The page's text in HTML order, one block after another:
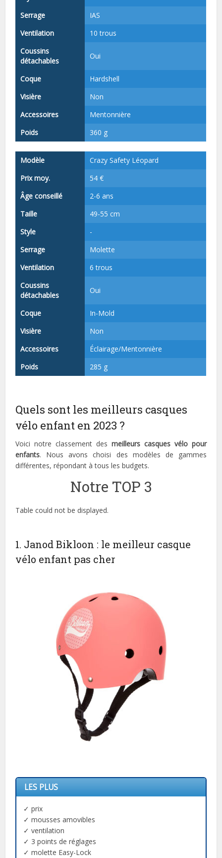
Serrage
IAS
Ventilation
10 trous
Coussins
détachables
Oui
Coque
Hardshell
Visière
Non
Accessoires
Mentonnière
Poids
360 g
Modèle
Crazy Safety Léopard
Prix moy.
54 €
Âge conseillé
2-6 ans
Taille
49-55 cm
Style
-
Serrage
Molette
Ventilation
6 trous
Coussins
détachables
Oui
Coque
In-Mold
Visière
Non
Accessoires
Éclairage/Mentonnière
Poids
285 g
Quels sont les meilleurs casques
vélo enfant en 2023 ?
Voici notre classement des meilleurs casques vélo pour
enfants. Nous avons choisi des modèles de gammes
différentes, répondant à tous les budgets.
Notre TOP 3
Table could not be displayed.
1. Janod Bikloon : le meilleur casque
vélo enfant pas cher
LES PLUS
✓ prix
✓ mousses amovibles
✓ ventilation
✓ 3 points de réglages
✓ molette Easy-Lock